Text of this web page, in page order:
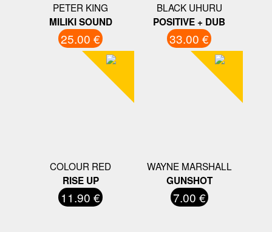
PETER KING
MILIKI SOUND
25.00 €
BLACK UHURU
POSITIVE + DUB
33.00 €
COLOUR RED
RISE UP
11.90 €
WAYNE MARSHALL
GUNSHOT
7.00 €